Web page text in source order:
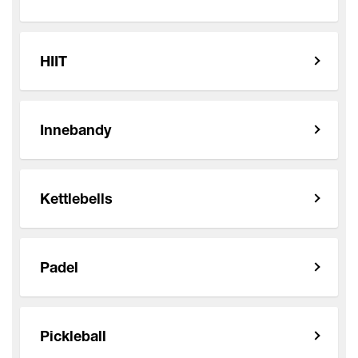
HIIT
Innebandy
Kettlebells
Padel
Pickleball